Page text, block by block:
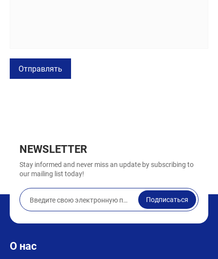
Отправлять
NEWSLETTER
Stay informed and never miss an update by subscribing to
our mailing list today!
Подписаться
О нас